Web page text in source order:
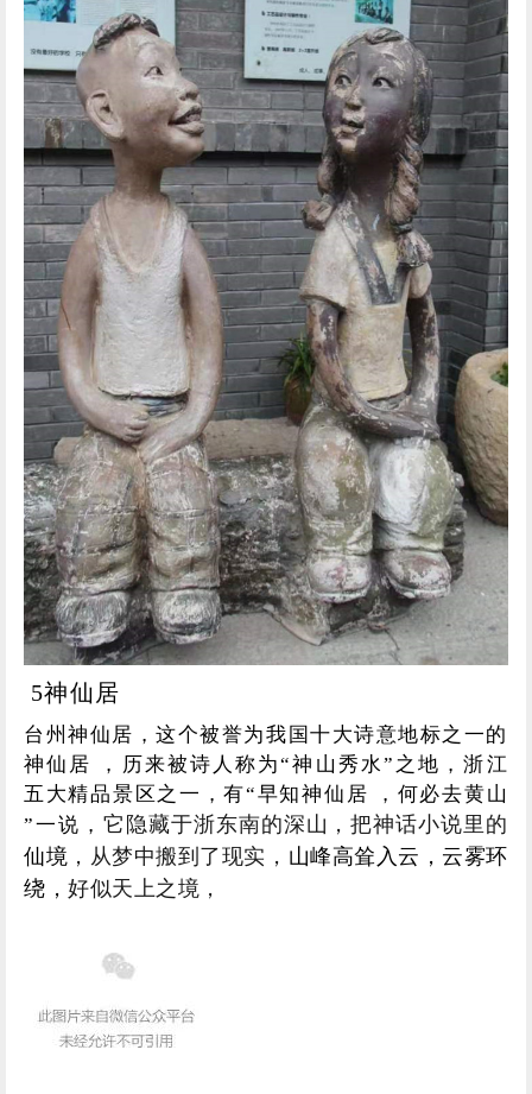
5神仙居
台州神仙居，这个被誉为我国十大诗意地标之一的
神仙居 ，历来被诗人称为“神山秀水”之地，浙江
五大精品景区之一，有“早知神仙居 ，何必去黄山
”一说， 它隐藏于浙东南的深山，把神话小说里的
仙境 ，从梦中搬到了现实， 山峰高耸入云，云雾环
绕，好似天上之境 ，